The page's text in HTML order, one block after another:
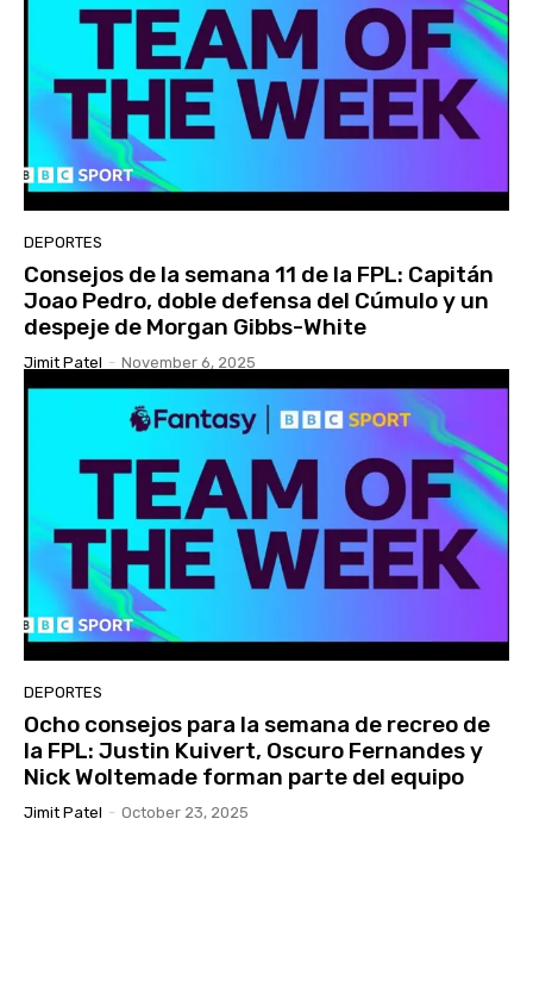
DEPORTES
Consejos de la semana 11 de la FPL: Capitán
Joao Pedro, doble defensa del Cúmulo y un
despeje de Morgan Gibbs-White
Jimit Patel - November 6, 2025
DEPORTES
Ocho consejos para la semana de recreo de
la FPL: Justin Kuivert, Oscuro Fernandes y
Nick Woltemade forman parte del equipo
Jimit Patel - October 23, 2025